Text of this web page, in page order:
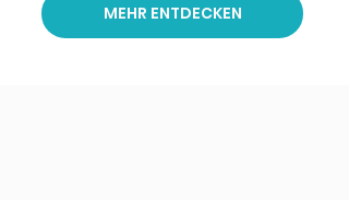
MEHR ENTDECKEN